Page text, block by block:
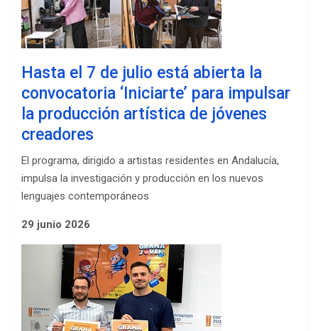
Hasta el 7 de julio está abierta la
convocatoria ‘Iniciarte’ para impulsar
la producción artística de jóvenes
creadores
El programa, dirigido a artistas residentes en Andalucía,
impulsa la investigación y producción en los nuevos
lenguajes contemporáneos
29 junio 2026